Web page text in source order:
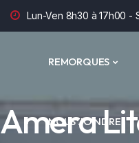
Lun-Ven 8h30 à 17h00 -
REMORQUES
NOUS JOINDRE
Amera